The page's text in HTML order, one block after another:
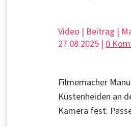
Video | Beitrag |
27.08.2025 | 0
Filmemacher
Küstenheiden an
Kamera fest.